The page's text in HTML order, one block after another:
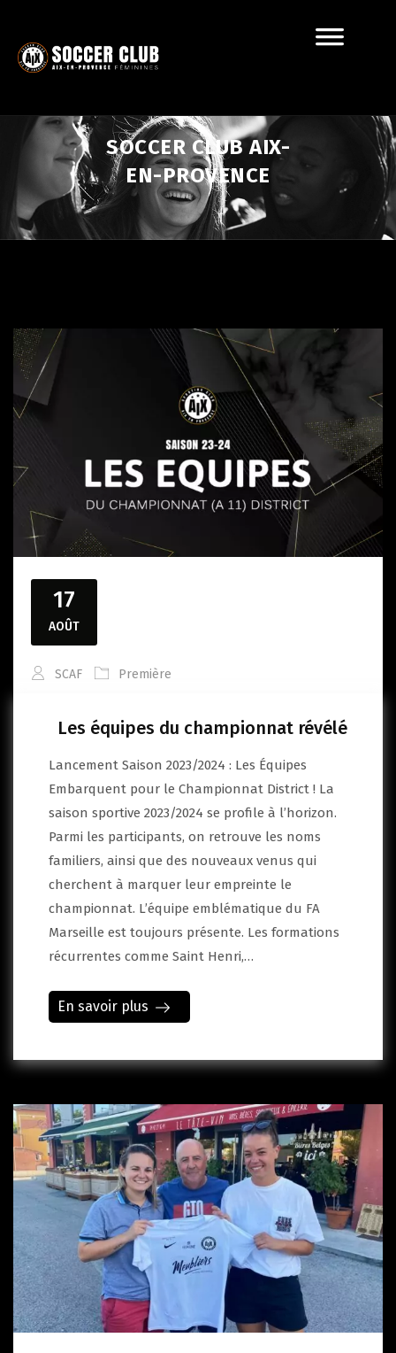
SOCCER CLUB AIX-
EN-PROVENCE
17
AOÛT
SCAF Première
Les équipes du championnat révélé
Lancement Saison 2023/2024 : Les Équipes
Embarquent pour le Championnat District ! La
saison sportive 2023/2024 se profile à l’horizon.
Parmi les participants, on retrouve les noms
familiers, ainsi que des nouveaux venus qui
cherchent à marquer leur empreinte le
championnat. L’équipe emblématique du FA
Marseille est toujours présente. Les formations
récurrentes comme Saint Henri,…
En savoir plus